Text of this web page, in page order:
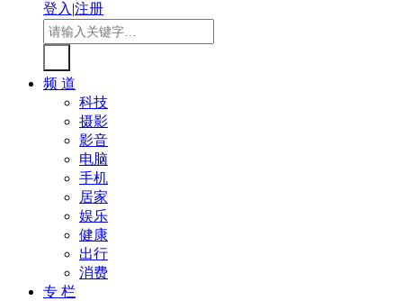
登入|注册
频 道
科技
摄影
影音
电脑
手机
居家
娱乐
健康
出行
消费
专 栏